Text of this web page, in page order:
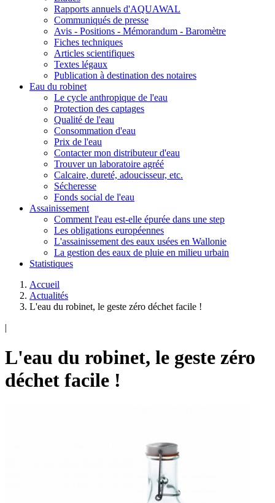
Rapports annuels d'AQUAWAL
Communiqués de presse
Avis - Positions - Mémorandum - Baromètre
Fiches techniques
Articles scientifiques
Textes légaux
Publication à destination des notaires
Eau du robinet
Le cycle anthropique de l'eau
Protection des captages
Qualité de l'eau
Consommation d'eau
Prix de l'eau
Contacter mon distributeur d'eau
Trouver un laboratoire agréé
Calcaire, dureté, adoucisseur, etc.
Sécheresse
Fonds social de l'eau
Assainissement
Comment l'eau est-elle épurée dans une step
Les obligations européennes
L'assainissement des eaux usées en Wallonie
La gestion des eaux de pluie en milieu urbain
Statistiques
Accueil
Actualités
L'eau du robinet, le geste zéro déchet facile !
|
L'eau du robinet, le geste zéro
déchet facile !